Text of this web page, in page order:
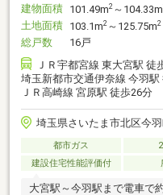
建物面積 101.49m2 ～104.33m
土地面積 103.1m2 ～125.75m2
総戸数
16戸
ＪＲ宇都宮線 東大宮駅 徒
埼玉新都市交通伊奈線 今羽駅
ＪＲ高崎線 宮原駅 徒歩26分
埼玉県さいたま市北区今
都市ガス
建設住宅性能評価付
大宮駅～今羽駅まで電車